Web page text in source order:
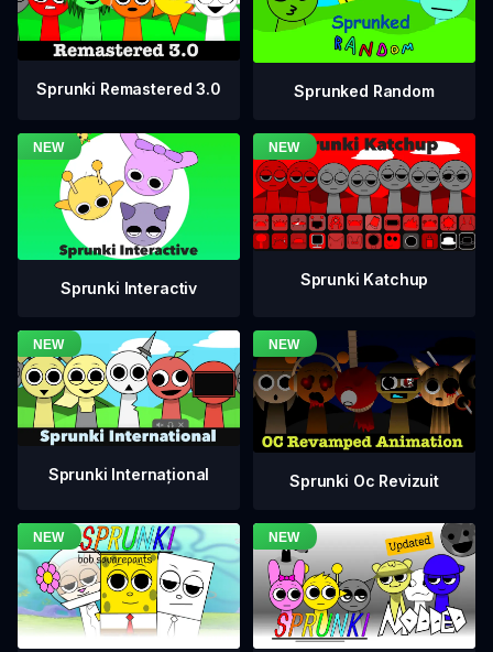
Sprunki Remastered 3.0 Sprunked Random
Sprunki Interactiv Sprunki Katchup
Sprunki Internațional Sprunki Oc Revizuit